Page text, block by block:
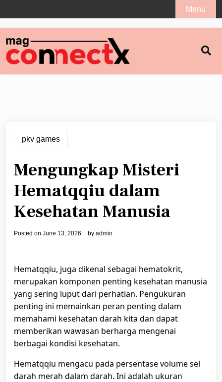
to
content
Menu
pkv games
Mengungkap Misteri
Hematqqiu dalam
Kesehatan Manusia
Posted on June 13, 2026 by admin
Hematqqiu, juga dikenal sebagai hematokrit,
merupakan komponen penting kesehatan manusia
yang sering luput dari perhatian. Pengukuran
penting ini memainkan peran penting dalam
memahami kesehatan darah kita dan dapat
memberikan wawasan berharga mengenai
berbagai kondisi kesehatan.
Hematqqiu mengacu pada persentase volume sel
darah merah dalam darah. Ini adalah ukuran